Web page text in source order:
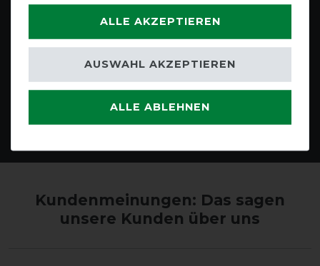
Deckenwäsche Blog
Kundenmeinungen: Das sagen
unsere Kunden über uns
ALLE AKZEPTIEREN
ALLE ABLEHNEN
AUSWAHL AKZEPTIEREN